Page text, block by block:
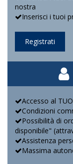
nostra
Inserisci i tuoi
Registrati
Accesso al
Condizioni
Possibilità di
disponibile"
Assistenza
Massima